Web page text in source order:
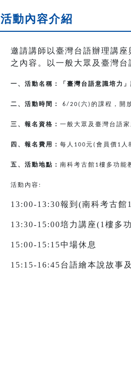
活動內容介紹
邀請講師以臺灣台語辦理講
之內容。以一般大眾及臺灣
一、活動名稱：「臺灣台語意識培力」
二、活動時間： 6/20( 六 ) 的課程，開
三、報名資格： 一般大眾及臺灣台語家
四、報名費用： 每人 100元( 會員價 1 人
五、活動地點： 南科考古館 1樓多功能
活動內容:
13:00-13:30報到(南科考古館
13:30-15:00培力講座(1樓多
15:00-15:15中場休息
15:15-16:45台語繪本說故事